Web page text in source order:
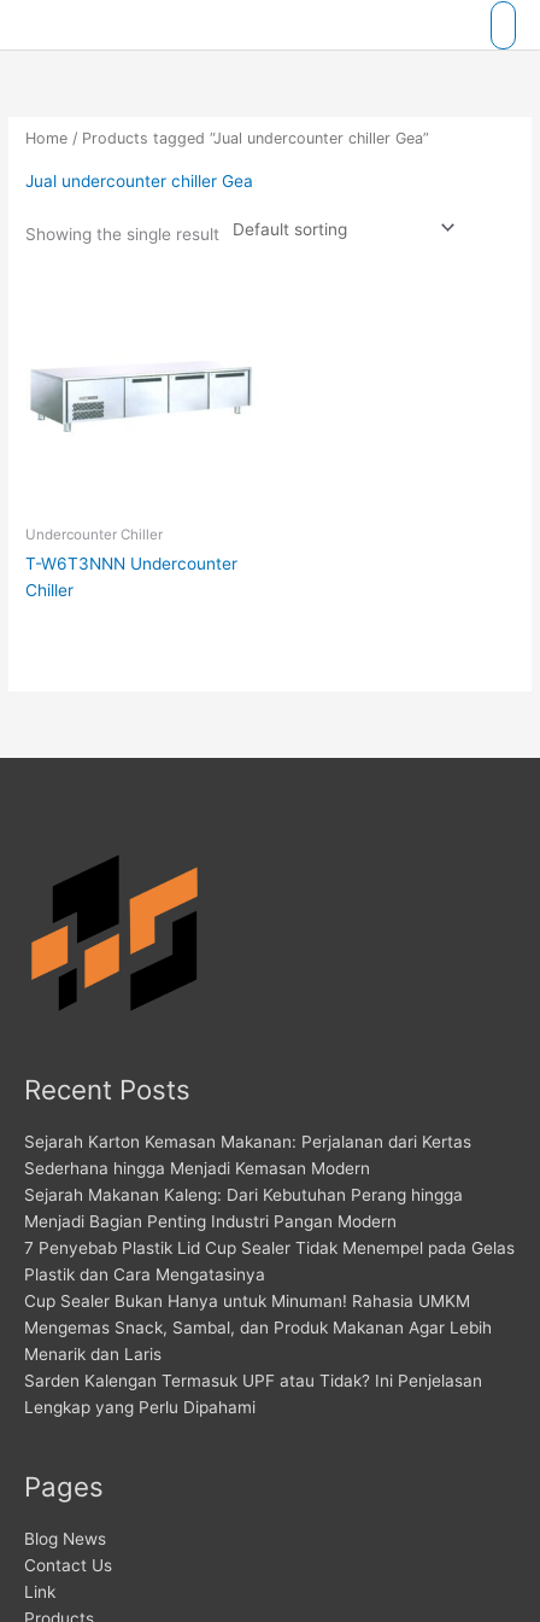
Home / Products tagged “Jual undercounter chiller Gea”
Jual undercounter chiller Gea
Showing the single result
Undercounter Chiller
T-W6T3NNN Undercounter
Chiller
Recent Posts
Sejarah Karton Kemasan Makanan: Perjalanan dari Kertas
Sederhana hingga Menjadi Kemasan Modern
Sejarah Makanan Kaleng: Dari Kebutuhan Perang hingga
Menjadi Bagian Penting Industri Pangan Modern
7 Penyebab Plastik Lid Cup Sealer Tidak Menempel pada Gelas
Plastik dan Cara Mengatasinya
Cup Sealer Bukan Hanya untuk Minuman! Rahasia UMKM
Mengemas Snack, Sambal, dan Produk Makanan Agar Lebih
Menarik dan Laris
Sarden Kalengan Termasuk UPF atau Tidak? Ini Penjelasan
Lengkap yang Perlu Dipahami
Pages
Blog News
Contact Us
Link
Products